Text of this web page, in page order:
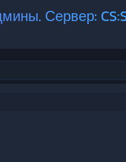
Сервер: